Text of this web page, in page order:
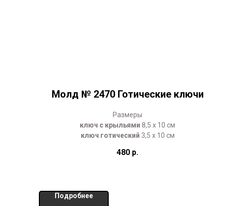
Молд № 2470 Готические ключи
Размеры
ключ с крыльями 8,5 х 10 см
ключ готический 3,5 х 10 см
480 р.
Подробнее